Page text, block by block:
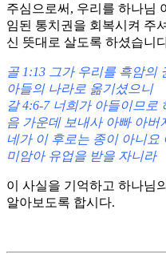
주심으로써, 우리를 하나님
임된 통치권을 회복시켜 주
신 뜻대로 살도록 하셨습니
골 1:13 그가 우리를 흑암의
아들의 나라로 옮기셨으니
갈 4:6-7 너희가 아들이므로
음 가운데 보내사 아빠 아
네가 이 후로는 종이 아니요
미암아 유업을 받을 자니라
이 사실을 기억하고 하나님
알아보도록 합시다.